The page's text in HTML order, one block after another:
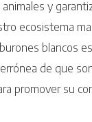
y
ecosistema
blancos
de que
promover su